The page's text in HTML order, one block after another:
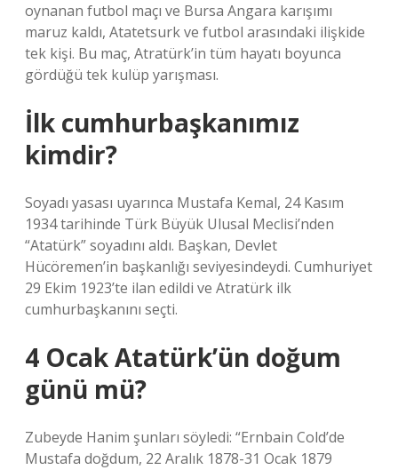
oynanan futbol maçı ve Bursa Angara karışımı
maruz kaldı, Atatetsurk ve futbol arasındaki ilişkide
tek kişi. Bu maç, Atratürk’in tüm hayatı boyunca
gördüğü tek kulüp yarışması.
İlk cumhurbaşkanımız
kimdir?
Soyadı yasası uyarınca Mustafa Kemal, 24 Kasım
1934 tarihinde Türk Büyük Ulusal Meclisi’nden
“Atatürk” soyadını aldı. Başkan, Devlet
Hücöremen’in başkanlığı seviyesindeydi. Cumhuriyet
29 Ekim 1923’te ilan edildi ve Atratürk ilk
cumhurbaşkanını seçti.
4 Ocak Atatürk’ün doğum
günü mü?
Zubeyde Hanim şunları söyledi: “Ernbain Cold’de
Mustafa doğdum, 22 Aralık 1878-31 Ocak 1879